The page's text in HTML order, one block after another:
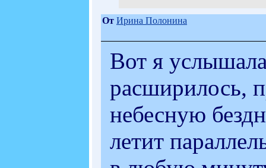
От Ирина Полонина
Вот я
расширилось,
небесную
летит